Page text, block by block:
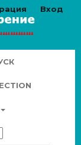
Вход